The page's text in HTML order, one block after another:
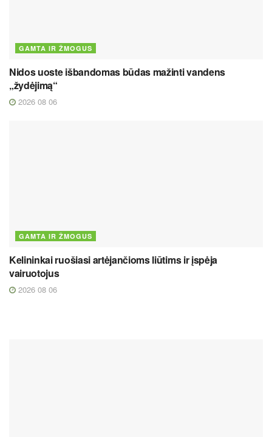
GAMTA IR ŽMOGUS
Nidos uoste išbandomas būdas mažinti vandens
„žydėjimą“
2026 08 06
GAMTA IR ŽMOGUS
Kelininkai ruošiasi artėjančioms liūtims ir įspėja
vairuotojus
2026 08 06